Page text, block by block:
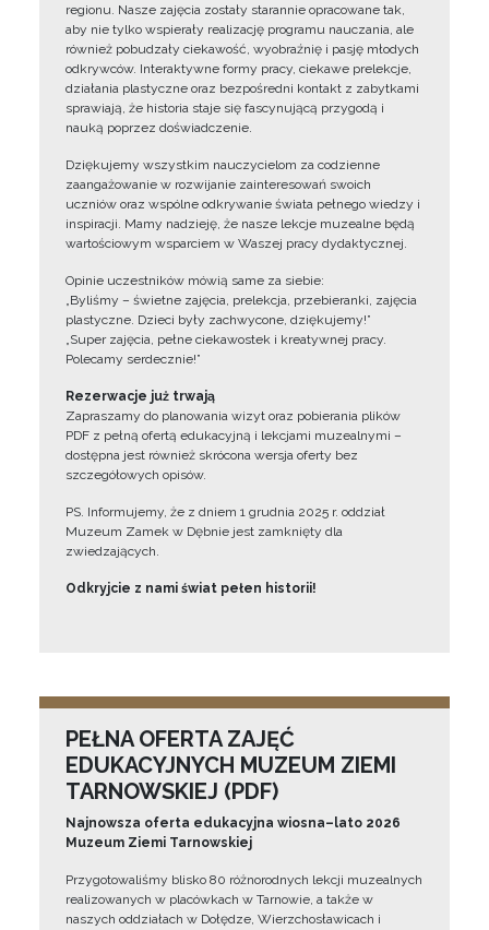
regionu. Nasze zajęcia zostały starannie opracowane tak,
aby nie tylko wspierały realizację programu nauczania, ale
również pobudzały ciekawość, wyobraźnię i pasję młodych
odkrywców. Interaktywne formy pracy, ciekawe prelekcje,
działania plastyczne oraz bezpośredni kontakt z zabytkami
sprawiają, że historia staje się fascynującą przygodą i
nauką poprzez doświadczenie.
Dziękujemy wszystkim nauczycielom za codzienne
zaangażowanie w rozwijanie zainteresowań swoich
uczniów oraz wspólne odkrywanie świata pełnego wiedzy i
inspiracji. Mamy nadzieję, że nasze lekcje muzealne będą
wartościowym wsparciem w Waszej pracy dydaktycznej.
Opinie uczestników mówią same za siebie:
„Byliśmy – świetne zajęcia, prelekcja, przebieranki, zajęcia
plastyczne. Dzieci były zachwycone, dziękujemy!”
„Super zajęcia, pełne ciekawostek i kreatywnej pracy.
Polecamy serdecznie!”
Rezerwacje już trwają
Zapraszamy do planowania wizyt oraz pobierania plików
PDF z pełną ofertą edukacyjną i lekcjami muzealnymi –
dostępna jest również skrócona wersja oferty bez
szczegółowych opisów.
PS. Informujemy, że z dniem 1 grudnia 2025 r. oddział
Muzeum Zamek w Dębnie jest zamknięty dla
zwiedzających.
Odkryjcie z nami świat pełen historii!
PEŁNA OFERTA ZAJĘĆ
EDUKACYJNYCH MUZEUM ZIEMI
TARNOWSKIEJ (PDF)
Najnowsza oferta edukacyjna wiosna–lato 2026
Muzeum Ziemi Tarnowskiej
Przygotowaliśmy blisko 80 różnorodnych lekcji muzealnych
realizowanych w placówkach w Tarnowie, a także w
naszych oddziałach w Dołędze, Wierzchosławicach i